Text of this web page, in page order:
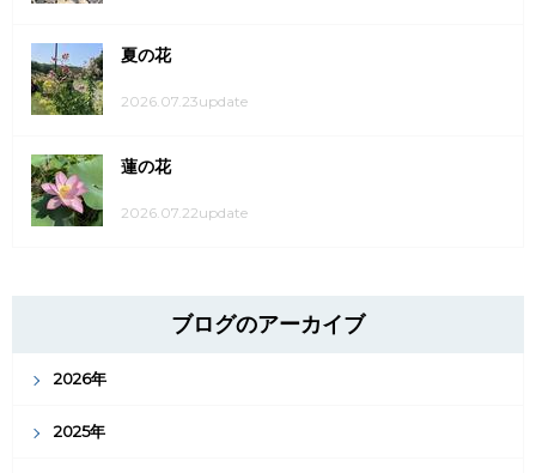
夏の花
2026.07.23update
蓮の花
2026.07.22update
ブログのアーカイブ
2026年
2025年